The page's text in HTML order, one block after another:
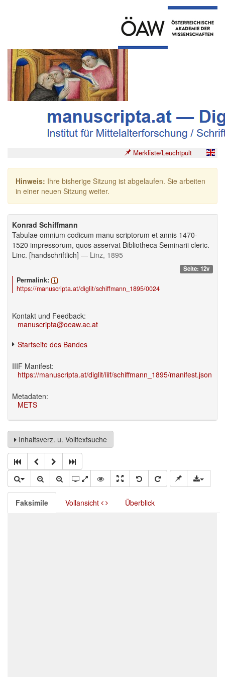
Merkliste/Leuchtpult
Hinweis: Ihre bisherige Sitzung ist abgelaufen. Sie arbeiten
in einer neuen Sitzung weiter.
Konrad Schiffmann
Tabulae omnium codicum manu scriptorum et annis 1470-
1520 impressorum, quos asservat Bibliotheca Seminarii cleric.
Linc. [handschriftlich] — Linz, 1895
Seite: 12v
Permalink:
https://manuscripta.at/diglit/schiffmann_1895/0024
Kontakt und Feedback:
manuscripta@oeaw.ac.at
Startseite des Bandes
IIIF Manifest:
https://manuscripta.at/diglit/iiif/schiffmann_1895/manifest.json
Metadaten:
METS
Inhaltsverz. u. Volltextsuche
Faksimile Vollansicht Überblick